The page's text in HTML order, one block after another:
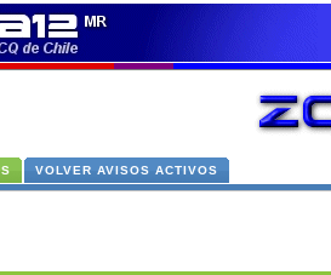
VOLVER AVISOS ACTIVOS